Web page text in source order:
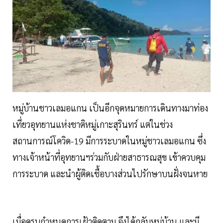
หมู่บ้านชาวเลมอแกน เป็นอีกจุดหมายการเดินทางมาท่อง
เที่ยวอุทยานแห่งชาติหมู่เกาะสุรินทร์ แต่ในช่วง
สถานการณ์โควิด-19 มีการระบาดในหมู่ชาวเลมอแกน ซึ่ง
ทางเจ้าหน้าที่อุทยานฯร่วมกับฝ่ายสาธารณสุข เข้าควบคุม
การระบาด และนำผู้ติดเชื้อบางส่วนไปรักษาบนฝั่งจนหาย